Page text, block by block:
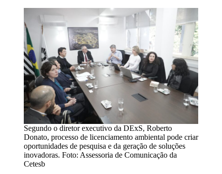
Segundo o diretor executivo da DExS, Roberto
Donato, processo de licenciamento ambiental pode criar
oportunidades de pesquisa e da geração de soluções
inovadoras. Foto: Assessoria de Comunicação da
Cetesb